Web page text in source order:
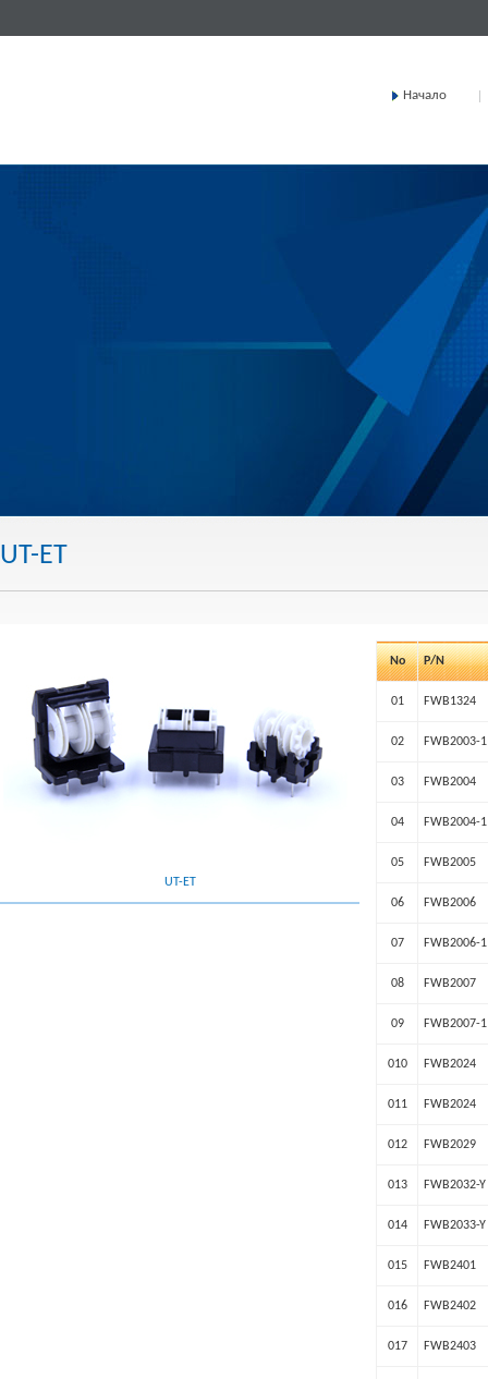
Начало
UT-ET
UT-ET
No P/N
01 FWB1324
02 FWB2003-1
03 FWB2004
04 FWB2004-1
05 FWB2005
06 FWB2006
07 FWB2006-1
08 FWB2007
09 FWB2007-1
010 FWB2024
011 FWB2024
012 FWB2029
013 FWB2032-Y
014 FWB2033-Y
015 FWB2401
016 FWB2402
017 FWB2403